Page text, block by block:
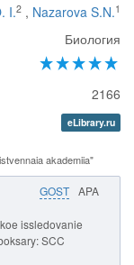
I.2 , Nazarova S.N.1
Биология
2166
eLibrary.ru
akademiia"
GOST APA
issledovanie
SCC